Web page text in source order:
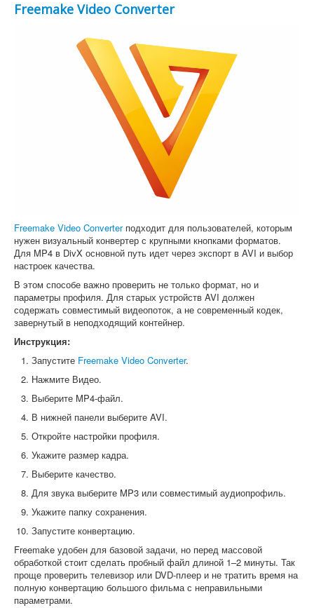
Freemake Video Converter
Freemake Video Converterподходит для пользователей, которым
нужен визуальный конвертер с крупными кнопками форматов.
Для MP4 в DivX основной путь идет через экспорт в AVI и выбор
настроек качества.
В этом способе важно проверить не только формат, но и
параметры профиля. Для старых устройств AVI должен
содержать совместимый видеопоток, а не современный кодек,
завернутый в неподходящий контейнер.
Инструкция:
Запустите Freemake Video Converter.
Нажмите Видео.
Выберите MP4-файл.
В нижней панели выберите AVI.
Откройте настройки профиля.
Укажите размер кадра.
Выберите качество.
Для звука выберите MP3 или совместимый аудиопрофиль.
Укажите папку сохранения.
Запустите конвертацию.
Freemake удобен для базовой задачи, но перед массовой
обработкой стоит сделать пробный файл длиной 1–2 минуты. Так
проще проверить телевизор или DVD-плеер и не тратить время на
полную конвертацию большого фильма с неправильными
параметрами.